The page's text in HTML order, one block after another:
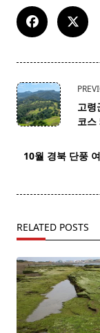
<span
class="nav-
subtitle
reader-
고령
코스
10월 경북 단풍
RELATED POSTS